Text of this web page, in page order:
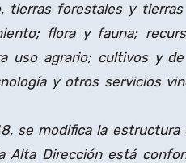
tierras forestales y tierras
flora y fauna;
uso agrario; cultivos y
y otros servicios
se modifica la estructura
Alta Dirección está